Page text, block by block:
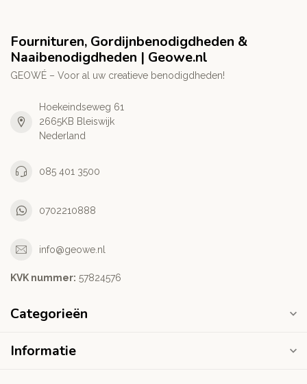
Fournituren, Gordijnbenodigdheden &
Naaibenodigdheden | Geowe.nl
GEOWÉ – Voor al uw creatieve benodigdheden!
Hoekeindseweg 61
2665KB Bleiswijk
Nederland
085 401 3500
0702210888
info@geowe.nl
KVK nummer: ‭57824576‬
Categorieën
Informatie